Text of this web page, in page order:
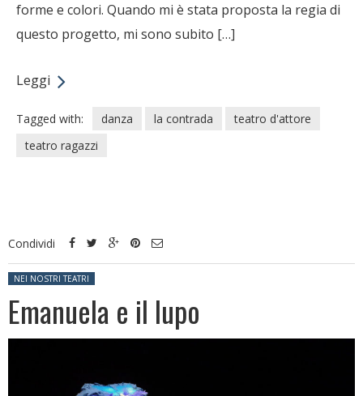
forme e colori. Quando mi è stata proposta la regia di
questo progetto, mi sono subito […]
Leggi
Tagged with: danza la contrada
teatro d'attore
teatro ragazzi
Condividi
Posted in:
NEI NOSTRI TEATRI
Emanuela e il lupo